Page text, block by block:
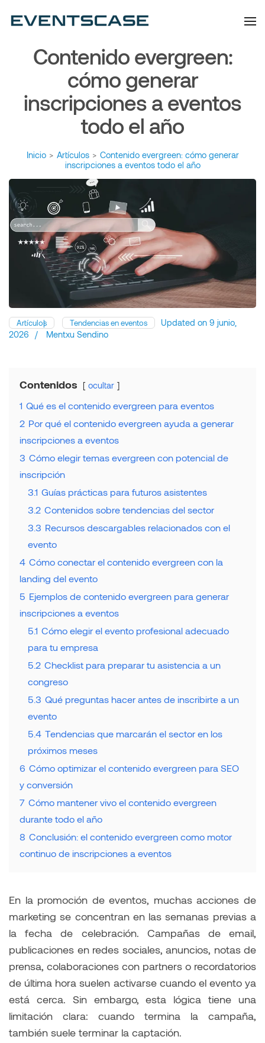
Contenido evergreen:
cómo generar
inscripciones a eventos
todo el año
Inicio > Artículos > Contenido evergreen: cómo generar
inscripciones a eventos todo el año
Artículos Tendencias en eventos Updated on 9 junio,
2026
/ Mentxu Sendino
Contenidos ocultar
1 Qué es el contenido evergreen para eventos
2 Por qué el contenido evergreen ayuda a generar
inscripciones a eventos
3 Cómo elegir temas evergreen con potencial de
inscripción
3.1 Guías prácticas para futuros asistentes
3.2 Contenidos sobre tendencias del sector
3.3 Recursos descargables relacionados con el
evento
4 Cómo conectar el contenido evergreen con la
landing del evento
5 Ejemplos de contenido evergreen para generar
inscripciones a eventos
5.1 Cómo elegir el evento profesional adecuado
para tu empresa
5.2 Checklist para preparar tu asistencia a un
congreso
5.3 Qué preguntas hacer antes de inscribirte a un
evento
5.4 Tendencias que marcarán el sector en los
próximos meses
6 Cómo optimizar el contenido evergreen para SEO
y conversión
7 Cómo mantener vivo el contenido evergreen
durante todo el año
8 Conclusión: el contenido evergreen como motor
continuo de inscripciones a eventos
En la promoción de eventos, muchas acciones de
marketing se concentran en las semanas previas a
la fecha de celebración. Campañas de email,
publicaciones en redes sociales, anuncios, notas de
prensa, colaboraciones con partners o recordatorios
de última hora suelen activarse cuando el evento ya
está cerca. Sin embargo, esta lógica tiene una
limitación clara: cuando termina la campaña,
también suele terminar la captación.